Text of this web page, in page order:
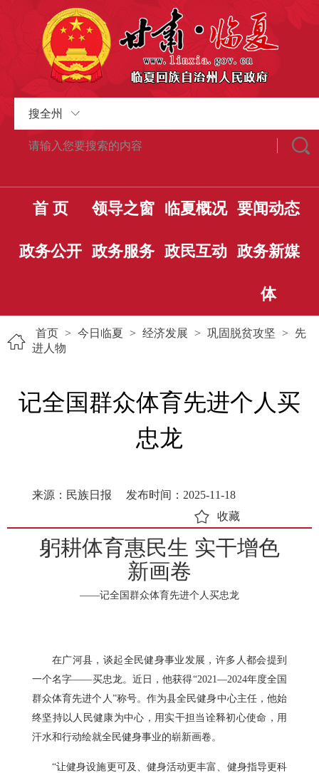
搜全州
首 页 领导之窗 临夏概况 要闻动态
政务公开 政务服务 政民互动 政务新媒
体
首页 > 今日临夏 > 经济发展 > 巩固脱贫攻坚 > 先
进人物
记全国群众体育先进个人买
忠龙
来源：民族日报
发布时间：2025-11-18
收藏
躬耕体育惠民生 实干增色
新画卷
——记全国群众体育先进个人买忠龙
在广河县，谈起全民健身事业发展，许多人都会提到
一个名字——买忠龙。近日，他获得“2021—2024年度全国
群众体育先进个人”称号。作为县全民健身中心主任，他始
终坚持以人民健康为中心，用实干担当诠释初心使命，用
汗水和行动绘就全民健身事业的崭新画卷。
“让健身设施更可及、健身活动更丰富、健身指导更科